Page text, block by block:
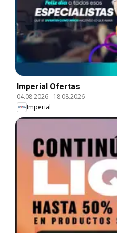
Imperial Ofertas
04.08.2026- 18.08.2026
Imperial